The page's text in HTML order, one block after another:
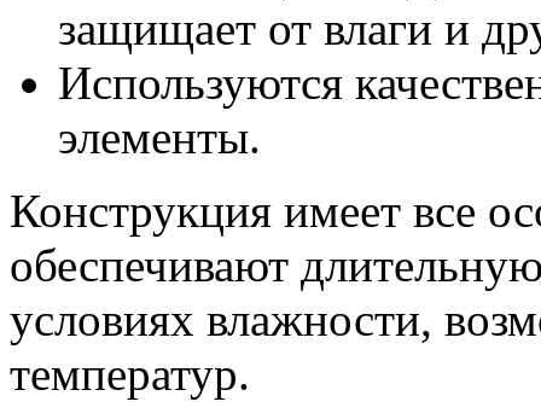
защищает от влаги и
Используются
элементы.
Конструкция имеет все
обеспечивают
условиях влажности,
температур.